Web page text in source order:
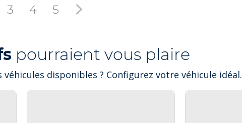
3 4 5
pourraient vous plaire
disponibles ? Configurez votre véhicule idéal.